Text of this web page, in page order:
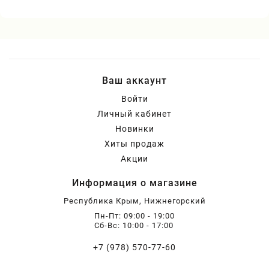
Ваш аккаунт
Войти
Личный кабинет
Новинки
Хиты продаж
Акции
Информация о магазине
Республика Крым, Нижнегорский
Пн-Пт: 09:00 - 19:00
Сб-Вс: 10:00 - 17:00
+7 (978) 570-77-60